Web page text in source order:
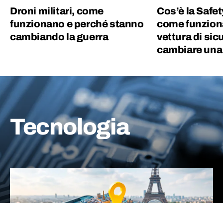
Droni militari, come
funzionano e perché stanno
cambiando la guerra
Cos’è la
come
vettura di
cambiare
Tecnologia